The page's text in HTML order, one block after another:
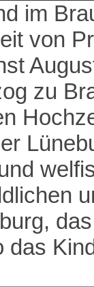
im
von
zu
d
das